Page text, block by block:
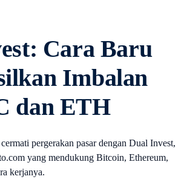
Cara Baru
Imbalan
dan ETH
pergerakan pasar dengan Dual Invest,
yang mendukung Bitcoin, Ethereum,
kerjanya.